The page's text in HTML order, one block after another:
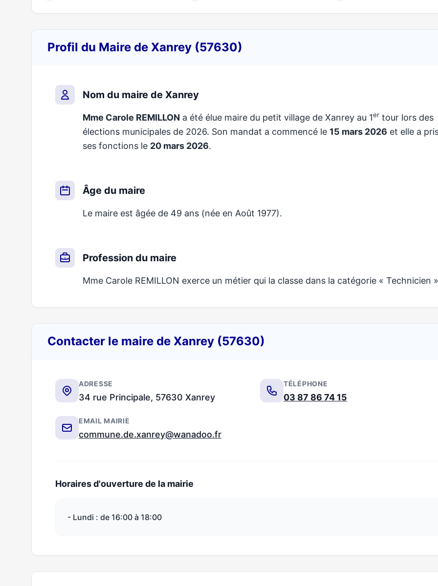
Profil du Maire de Xanrey (57630)
Nom du maire de Xanrey
Mme Carole REMILLON a été élue maire du petit village de Xanrey au 1er tour lors des
élections municipales de 2026. Son mandat a commencé le 15 mars 2026 et elle a
ses fonctions le 20 mars 2026.
Âge du maire
Le maire est âgée de 49 ans (née en Août 1977).
Profession du maire
Mme Carole REMILLON exerce un métier qui la classe dans la catégorie « Technicien
Contacter le maire de Xanrey (57630)
ADRESSE
34 rue Principale, 57630 Xanrey
TÉLÉPHONE
03 87 86 74 15
EMAIL MAIRIE
commune.de.xanrey@wanadoo.fr
Horaires d'ouverture de la mairie
- Lundi : de 16:00 à 18:00